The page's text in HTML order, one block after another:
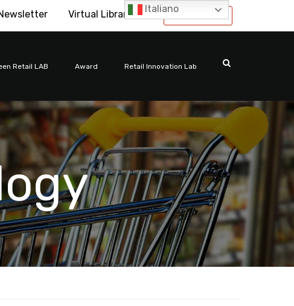
International
Virtual Library
Retail LAB Award Retail Innovation Lab
Italiano